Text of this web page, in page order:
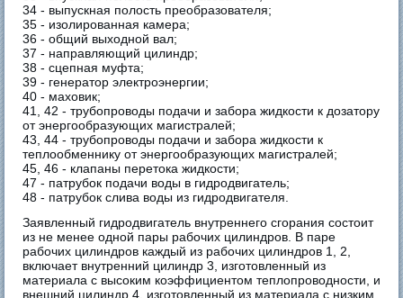
34 - выпускная полость преобразователя;
35 - изолированная камера;
36 - общий выходной вал;
37 - направляющий цилиндр;
38 - сцепная муфта;
39 - генератор электроэнергии;
40 - маховик;
41, 42 - трубопроводы подачи и забора жидкости к дозатору
от энергообразующих магистралей;
43, 44 - трубопроводы подачи и забора жидкости к
теплообменнику от энергообразующих магистралей;
45, 46 - клапаны перетока жидкости;
47 - патрубок подачи воды в гидродвигатель;
48 - патрубок слива воды из гидродвигателя.
Заявленный гидродвигатель внутреннего сгорания состоит
из не менее одной пары рабочих цилиндров. В паре
рабочих цилиндров каждый из рабочих цилиндров 1, 2,
включает внутренний цилиндр 3, изготовленный из
материала с высоким коэффициентом теплопроводности, и
внешний цилиндр 4, изготовленный из материала с низким